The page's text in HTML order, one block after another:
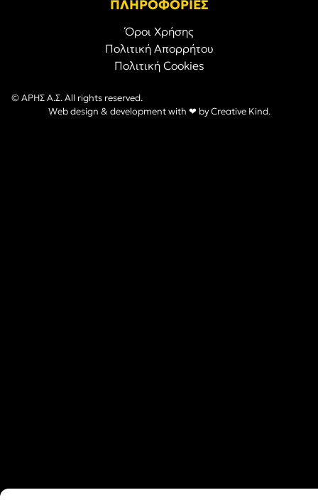
ΠΛΗΡΟΦΟΡΙΕΣ
Όροι Χρήσης
Πολιτική Απορρήτου
Πολιτική Cookies
© ΑΡΗΣ Α.Σ. All rights reserved.
Web design & development with ❤︎ byCreative Kind.